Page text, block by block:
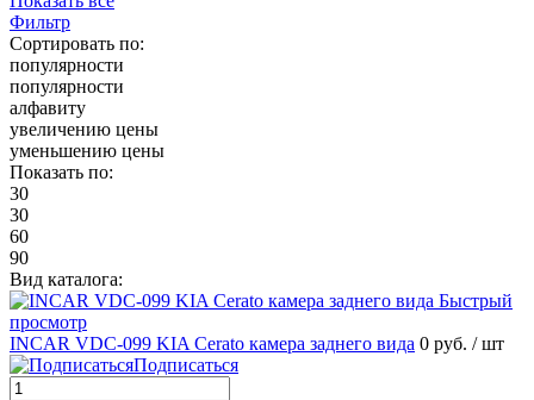
Фильтр
Сортировать по:
популярности
популярности
алфавиту
увеличению цены
уменьшению цены
Показать по:
30
30
60
90
Вид каталога:
Быстрый
просмотр
INCAR VDC-099 KIA Cerato камера заднего вида 0 руб. / шт
Подписаться